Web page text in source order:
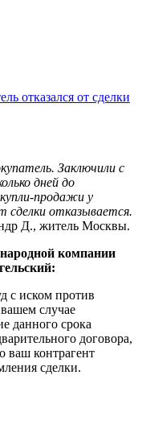
Заключили с
дней до
продажи у
сделки отказывается.
Д., житель Москвы.
компании
с иском против
случае
данного срока
договора,
ваш контрагент
сделки.